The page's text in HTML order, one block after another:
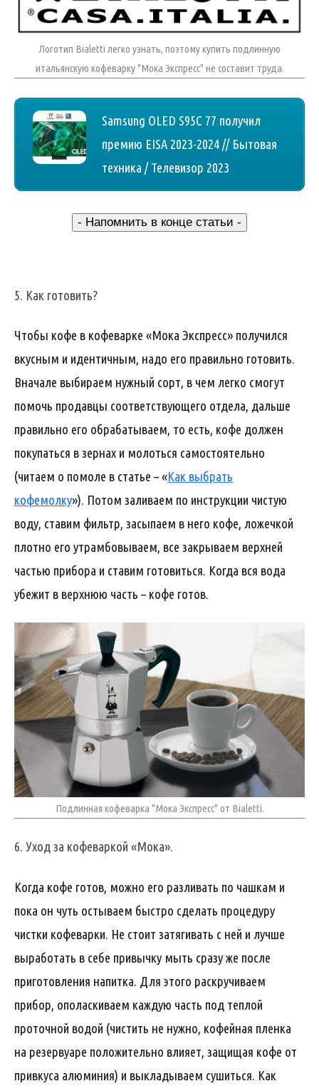
Логотип Bialetti легко узнать, поэтому купить подлинную
итальянскую кофеварку "Мока Экспресс" не составит труда.
Samsung OLED S95C 77 получил
премию EISA 2023-2024 // Бытовая
техника / Телевизор 2023
- Напомнить в конце статьи -
5. Как готовить?
Чтобы кофе в кофеварке «Мока Экспресс» получился
вкусным и идентичным, надо его правильно готовить.
Вначале выбираем нужный сорт, в чем легко смогут
помочь продавцы соответствующего отдела, дальше
правильно его обрабатываем, то есть, кофе должен
покупаться в зернах и молоться самостоятельно
(читаем о помоле в статье – «Как выбрать
кофемолку»). Потом заливаем по инструкции чистую
воду, ставим фильтр, засыпаем в него кофе, ложечкой
плотно его утрамбовываем, все закрываем верхней
частью прибора и ставим готовиться. Когда вся вода
убежит в верхнюю часть – кофе готов.
Подлинная кофеварка "Мока Экспресс" от Bialetti.
6. Уход за кофеваркой «Мока».
Когда кофе готов, можно его разливать по чашкам и
пока он чуть остываем быстро сделать процедуру
чистки кофеварки. Не стоит затягивать с ней и лучше
выработать в себе привычку мыть сразу же после
приготовления напитка. Для этого раскручиваем
прибор, ополаскиваем каждую часть под теплой
проточной водой (чистить не нужно, кофейная пленка
на резервуаре положительно влияет, защищая кофе от
привкуса алюминия) и выкладываем сушиться. Как